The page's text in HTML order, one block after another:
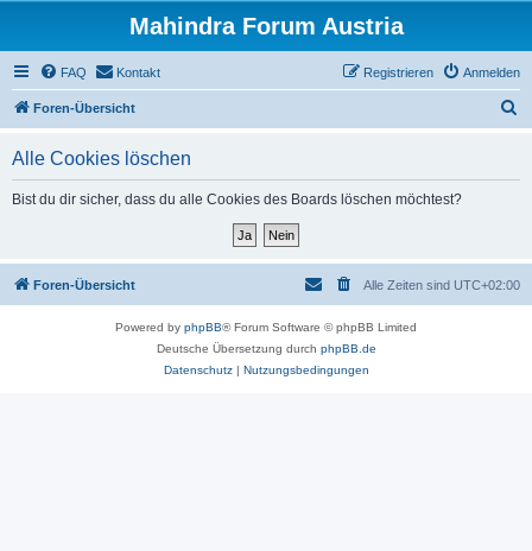
Mahindra Forum Austria
FAQ Kontakt Anmelden
Registrieren
Foren-Übersicht
Alle Cookies löschen
Bist du dir sicher, dass du alle Cookies des Boards löschen möchtest?
Foren-Übersicht Alle Zeiten sind UTC+02:00
Powered by phpBB® Forum Software © phpBB Limited
Deutsche Übersetzung durch phpBB.de
Datenschutz| Nutzungsbedingungen